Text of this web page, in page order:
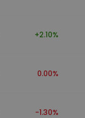
+2.10%
0.00%
-1.30%